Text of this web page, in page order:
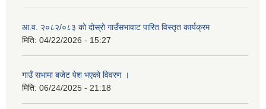
आ.व. २०८२/०८३ को दोस्रो गाउँसभावाट पारित विस्तृत कार्यक्रम
मिति: 04/22/2026 - 15:27
गाउँ सभामा बजेट पेश भएको विवरण ।
मिति: 06/24/2025 - 21:18